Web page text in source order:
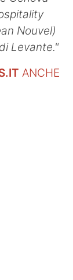
Nouvel)
Levante."
ANCHE